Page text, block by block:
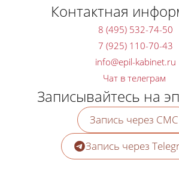
Контактная
8 (495) 532-74-50
7 (925) 110-70-43
Чат в телеграм
Записывайтесь на
Запись через СМС
Запись через